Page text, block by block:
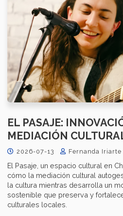
EL PASAJE:
MEDIACIÓN
2026-07-13 Fernanda Iriarte
El Pasaje, un espacio cultural en
cómo la mediación cultural
la cultura mientras desarrolla un
sostenible que preserva y
culturales locales.